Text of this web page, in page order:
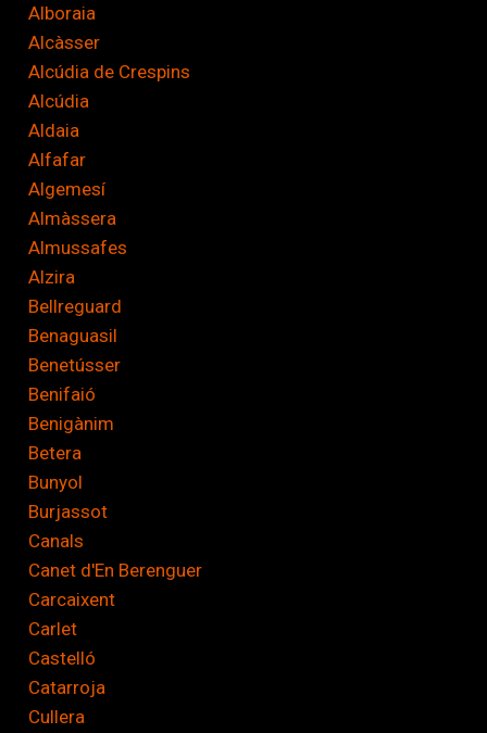
Alboraia
Alcàsser
Alcúdia de Crespins
Alcúdia
Aldaia
Alfafar
Algemesí
Almàssera
Almussafes
Alzira
Bellreguard
Benaguasil
Benetússer
Benifaió
Benigànim
Betera
Bunyol
Burjassot
Canals
Canet d'En Berenguer
Carcaixent
Carlet
Castelló
Catarroja
Cullera